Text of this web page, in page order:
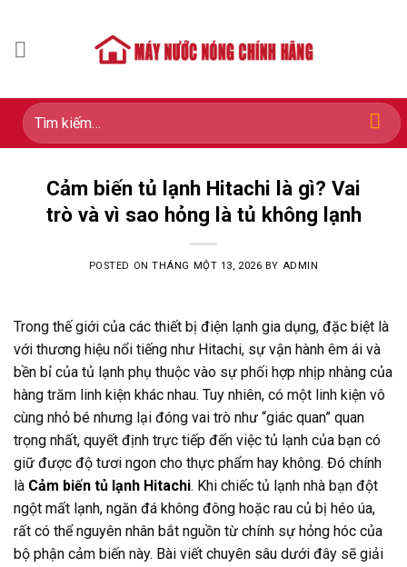
content
Tìm
kiếm:
Cảm biến tủ lạnh Hitachi là gì? Vai
trò và vì sao hỏng là tủ không lạnh
POSTED ONTHÁNG MỘT 13, 2026 BY ADMIN
Trong thế giới của các thiết bị điện lạnh gia dụng, đặc biệt là
với thương hiệu nổi tiếng như Hitachi, sự vận hành êm ái và
bền bỉ của tủ lạnh phụ thuộc vào sự phối hợp nhịp nhàng của
hàng trăm linh kiện khác nhau. Tuy nhiên, có một linh kiện vô
cùng nhỏ bé nhưng lại đóng vai trò như “giác quan” quan
trọng nhất, quyết định trực tiếp đến việc tủ lạnh của bạn có
giữ được độ tươi ngon cho thực phẩm hay không. Đó chính
là Cảm biến tủ lạnh Hitachi. Khi chiếc tủ lạnh nhà bạn đột
ngột mất lạnh, ngăn đá không đông hoặc rau củ bị héo úa,
rất có thể nguyên nhân bắt nguồn từ chính sự hỏng hóc của
bộ phận cảm biến này. Bài viết chuyên sâu dưới đây sẽ giải